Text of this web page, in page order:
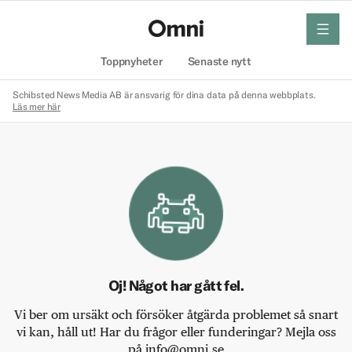
Toppnyheter Senaste nytt
meny
Schibsted News Media AB är ansvarig för dina data på denna webbplats.
Läs mer här
Oj! Något har gått fel.
Vi ber om ursäkt och försöker åtgärda problemet så snart
vi kan, håll ut! Har du frågor eller funderingar? Mejla oss